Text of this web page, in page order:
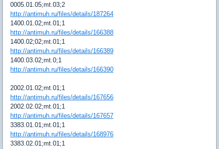
0005.01.05;mt.03;2
http://antimuh.ru/files/details/187264
1400.01.02;mt.01;1
http://antimuh.ru/files/details/166388
1400.02;02;mt.01;1
http://antimuh.ru/files/details/166389
1400.03.02;mt.0;1
http://antimuh.ru/files/details/166390
2002.01.02;mt.01;1
http://antimuh.ru/files/details/167656
2002.02.02;mt.01;1
http://antimuh.ru/files/details/167657
3383.01.01;mt.01;1
http://antimuh.ru/files/details/168976
3383.02.01;mt.01;1